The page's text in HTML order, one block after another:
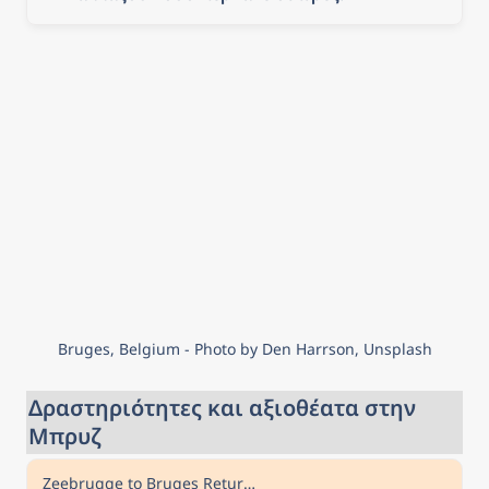
Bruges, Belgium - Photo by Den Harrson, Unsplash
Δραστηριότητες και αξιοθέατα στην
Μπρυζ
Zeebrugge to Bruges Return Cruise Shuttle Service